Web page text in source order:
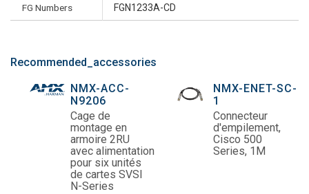
FG Numbers FGN1233A-CD
Recommended_accessories
NMX-ACC-
N9206
Cage de
montage en
armoire 2RU
avec alimentation
pour six unités
de cartes SVSI
N-Series
NMX-ENET-SC-
1
Connecteur
d'empilement,
Cisco 500
Series, 1M